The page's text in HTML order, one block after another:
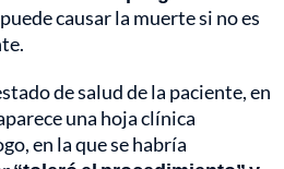
causar la muerte si no es
de salud de la paciente, en
una hoja clínica
en la que se habría